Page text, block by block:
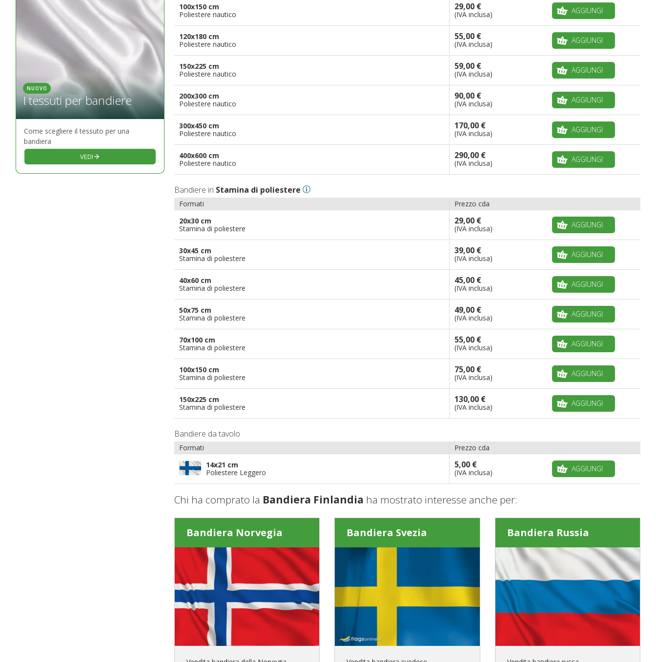
NUOVO
I tessuti per bandiere
Come scegliere il tessuto per una
bandiera
VEDI
100x150 cm
Poliestere nautico
29,00 €
(IVA inclusa) AGGIUNGI
120x180 cm
Poliestere nautico
55,00 €
(IVA inclusa) AGGIUNGI
150x225 cm
Poliestere nautico
59,00 €
(IVA inclusa) AGGIUNGI
200x300 cm
Poliestere nautico
90,00 €
(IVA inclusa) AGGIUNGI
300x450 cm
Poliestere nautico
170,00 €
(IVA inclusa) AGGIUNGI
400x600 cm
Poliestere nautico
290,00 €
(IVA inclusa) AGGIUNGI
Bandiere in Stamina di poliestere
Formati
Prezzo cda
20x30 cm
Stamina di poliestere
29,00 €
(IVA inclusa) AGGIUNGI
30x45 cm
Stamina di poliestere
39,00 €
(IVA inclusa) AGGIUNGI
40x60 cm
Stamina di poliestere
45,00 €
(IVA inclusa) AGGIUNGI
50x75 cm
Stamina di poliestere
49,00 €
(IVA inclusa) AGGIUNGI
70x100 cm
Stamina di poliestere
55,00 €
(IVA inclusa) AGGIUNGI
100x150 cm
Stamina di poliestere
75,00 €
(IVA inclusa) AGGIUNGI
150x225 cm
Stamina di poliestere
130,00 €
(IVA inclusa) AGGIUNGI
Bandiere da tavolo
Formati
Prezzo cda
14x21 cm
Poliestere Leggero
5,00 €
(IVA inclusa) AGGIUNGI
Chi ha comprato la Bandiera Finlandia ha mostrato interesse anche per:
Bandiera Norvegia Bandiera Svezia Bandiera Russia